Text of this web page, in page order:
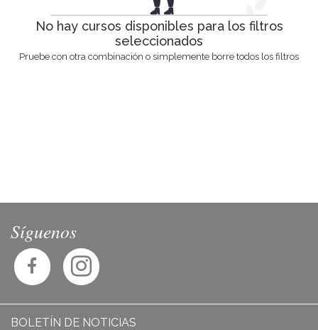
No hay cursos disponibles para los filtros
seleccionados
Pruebe con otra combinación o simplemente borre todos los filtros
Síguenos
BOLETÍN DE NOTICIAS